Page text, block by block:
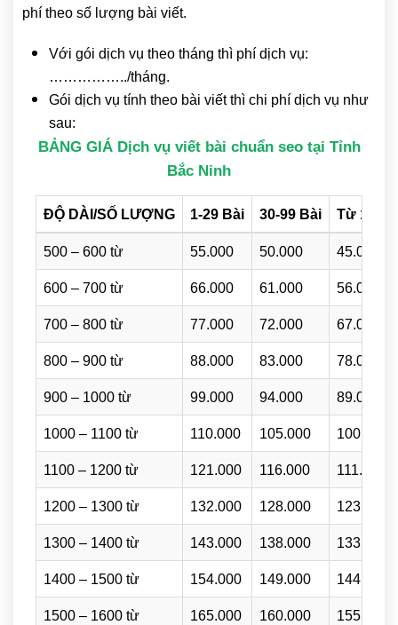
phí theo số lượng bài viết.
Với gói dịch vụ theo tháng thì phí dịch vụ:
……………../tháng.
Gói dịch vụ tính theo bài viết thì chi phí dịch vụ như
sau:
BẢNG GIÁ Dịch vụ viết bài chuẩn seo tại Tỉnh
Bắc Ninh
ĐỘ DÀI/SỐ LƯỢNG 1-29 Bài 30-99 Bài Từ 100
500 – 600 từ 55.000 50.000 45.000
600 – 700 từ 66.000 61.000 56.000
700 – 800 từ 77.000 72.000 67.000
800 – 900 từ 88.000 83.000 78.000
900 – 1000 từ 99.000 94.000 89.000
1000 – 1100 từ 110.000 105.000 100.000
1100 – 1200 từ 121.000 116.000 111.000
1200 – 1300 từ 132.000 128.000 123.000
1300 – 1400 từ 143.000 138.000 133.000
1400 – 1500 từ 154.000 149.000 144.000
1500 – 1600 từ 165.000 160.000 155.000